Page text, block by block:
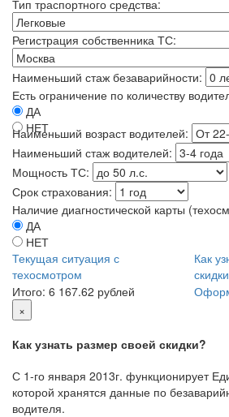
Тип траспортного средства:
Регистрация собственника ТС:
Наименьший стаж безаварийности:
Есть ограничение по количеству
ДА
НЕТ
Наименьший возраст водителей:
Наименьший стаж водителей:
Мощность ТС:
Срок страхования:
Наличие диагностической карты
ДА
НЕТ
Текущая ситуация с
техосмотром
Как
Итого: 6 167.62 рублей
×
Как узнать размер своей скидки?
С 1-го января 2013г. функционирует
которой хранятся данные по
водителя.